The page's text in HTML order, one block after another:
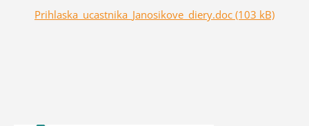
Prihlaska_ucastnika_Janosikove_diery.doc (103 kB)